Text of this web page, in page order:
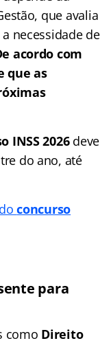
que avalia
necessidade de
acordo com
que as
INSS 2026deve
do ano, até
concurso
para
como Direito